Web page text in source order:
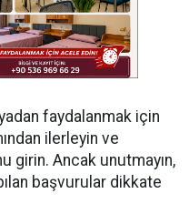
faydalanmak için
ilerleyin ve
girin. Ancak unutmayın,
başvurular dikkate